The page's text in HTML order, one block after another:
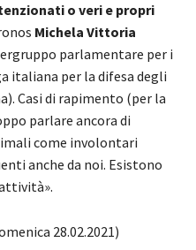
o veri e propri
Michela Vittoria
parlamentare per i
italiana per la difesa degli
Casi di rapimento (per la
parlare ancora di
come involontari
anche da noi. Esistono
28.02.2021)